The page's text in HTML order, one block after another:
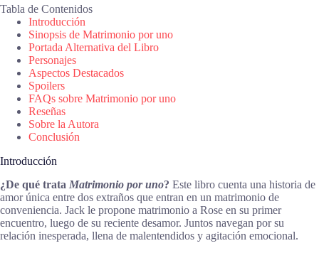
Tabla de Contenidos
Introducción
Sinopsis de Matrimonio por uno
Portada Alternativa del Libro
Personajes
Aspectos Destacados
Spoilers
FAQs sobre Matrimonio por uno
Reseñas
Sobre la Autora
Conclusión
Introducción
¿De qué trata Matrimonio por uno? Este libro cuenta una historia de
amor única entre dos extraños que entran en un matrimonio de
conveniencia. Jack le propone matrimonio a Rose en su primer
encuentro, luego de su reciente desamor. Juntos navegan por su
relación inesperada, llena de malentendidos y agitación emocional.